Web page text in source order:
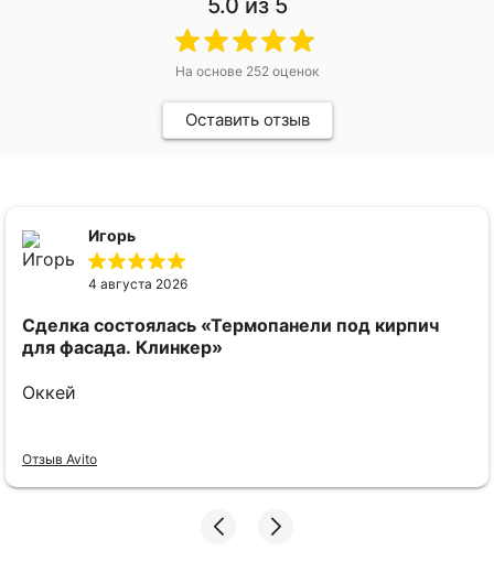
На основе 252 оценок
Оставить отзыв
Игорь
4 августа 2026
Сделка состоялась «Термопанели под кирпич
для фасада. Клинкер»
Оккей
Отзыв Avito